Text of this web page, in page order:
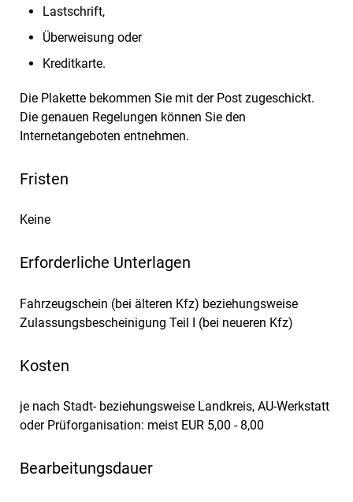
Lastschrift,
Überweisung oder
Kreditkarte.
Die Plakette bekommen Sie mit der Post zugeschickt.
Die genauen Regelungen können Sie den
Internetangeboten entnehmen.
Fristen
Keine
Erforderliche Unterlagen
Fahrzeugschein (bei älteren Kfz) beziehungsweise
Zulassungsbescheinigung Teil I (bei neueren Kfz)
Kosten
je nach Stadt- beziehungsweise Landkreis, AU-Werkstatt
oder Prüforganisation: meist EUR 5,00 - 8,00
Bearbeitungsdauer